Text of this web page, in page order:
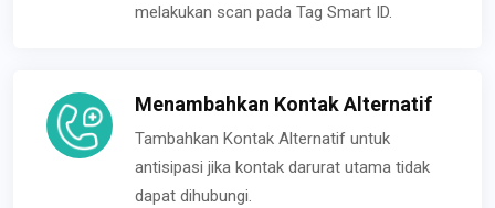
melakukan scan pada Tag Smart ID.
Menambahkan Kontak Alternatif
Tambahkan Kontak Alternatif untuk
antisipasi jika kontak darurat utama tidak
dapat dihubungi.